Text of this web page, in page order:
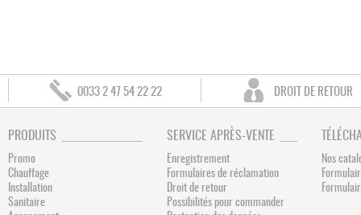
0033 2 47 54 22 22 DROIT DE RETOUR
PRODUITS
Promo
Chauffage
Installation
Sanitaire
SERVICE APRÈS-VENTE
Enregistrement
Formulaires de réclamation
Droit de retour
Possibilités pour commander
Nos